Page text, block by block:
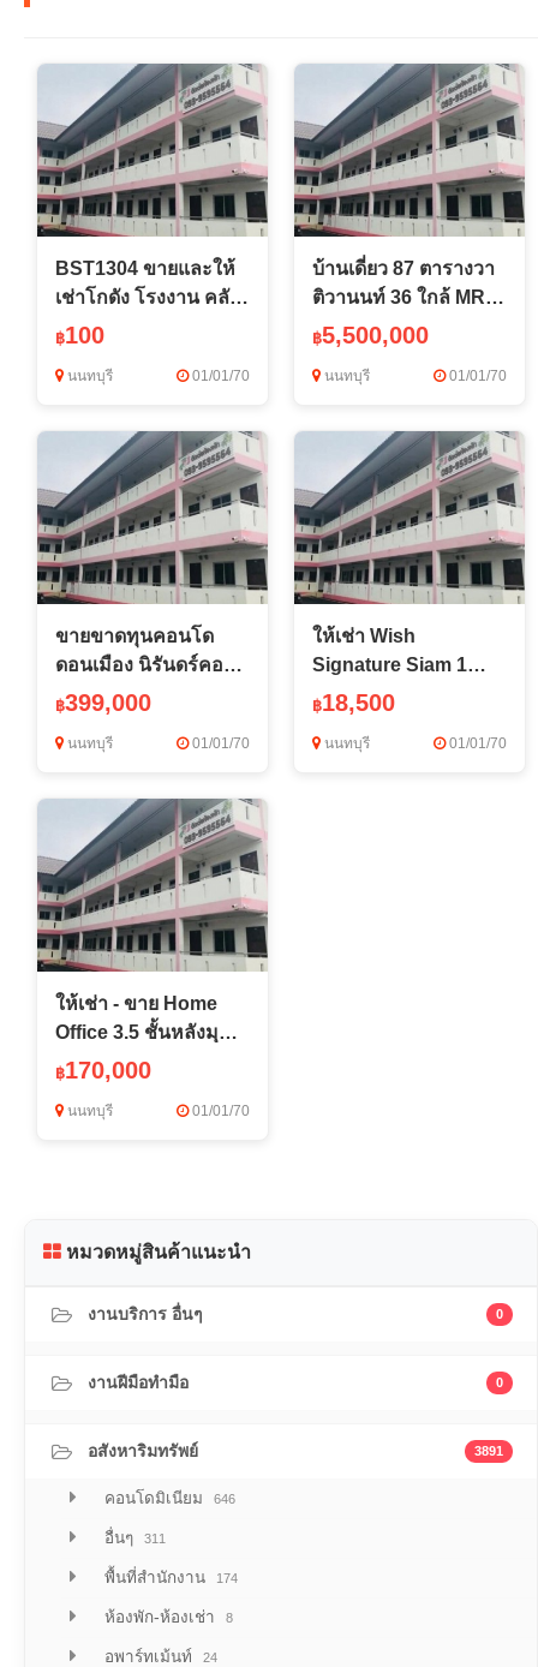
BST1304 ขายและให้
เช่าโกดัง โรงงาน คลัง
สินค้า ศรีราชา ชลบุรี
ออฟฟิศ พื้นที่ใหญ่ รองร
฿100
นนทบุรี 01/01/70
บ้านเดี่ยว 87 ตารางวา
ติวานนท์ 36 ใกล้ MRT
สนามบินน้ำ
฿5,500,000
นนทบุรี 01/01/70
ขายขาดทุนคอนโด
ดอนเมือง นิรันดร์คอน
โดเทล 6/1 รีโนเวทใหม่
พร้อมอยู่ทันที
฿399,000
นนทบุรี 01/01/70
ให้เช่า Wish
Signature Siam 1
นอน ชั้น 8 ทิศตะวัน
฿18,500
นนทบุรี 01/01/70
ให้เช่า - ขาย Home
Office 3.5 ชั้นหลังมุม
ย่านจตุจักร 375 ตรม.
MRT จตุจักร และ B
฿170,000
นนทบุรี 01/01/70
หมวดหมู่สินค้าแนะนำ
งานบริการ อื่นๆ 0
งานฝีมือทำมือ 0
อสังหาริมทรัพย์ 3891
คอนโดมิเนียม 646
อื่นๆ 311
พื้นที่สำนักงาน 174
ห้องพัก-ห้องเช่า 8
อพาร์ทเม้นท์ 24